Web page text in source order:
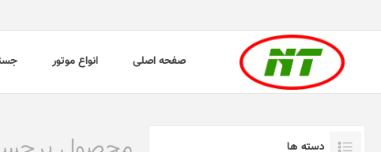
صفحه اصلی انواع موتور
دسته ها